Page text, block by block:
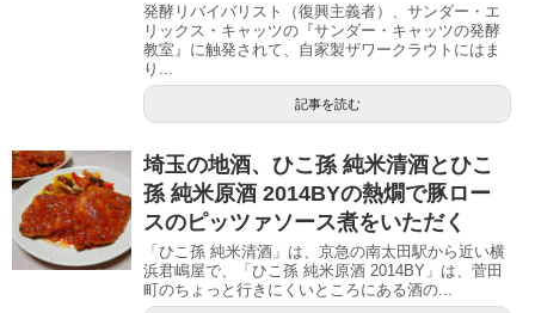
発酵リバイバリスト（復興主義者）、サンダー・エ
リックス・キャッツの『サンダー・キャッツの発酵
教室』に触発されて、自家製ザワークラウトにはま
り...
記事を読む
埼玉の地酒、ひこ孫 純米清酒とひこ
孫 純米原酒 2014BYの熱燗で豚ロー
スのピッツァソース煮をいただく
「ひこ孫 純米清酒」は、京急の南太田駅から近い横
浜君嶋屋で、「ひこ孫 純米原酒 2014BY」は、菅田
町のちょっと行きにくいところにある酒の...